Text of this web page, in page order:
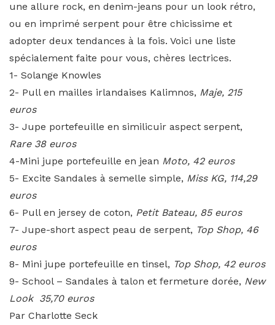
une allure rock, en denim-jeans pour un look rétro,
ou en imprimé serpent pour être chicissime et
adopter deux tendances à la fois. Voici une liste
spécialement faite pour vous, chères lectrices.
1- Solange Knowles
2- Pull en mailles irlandaises Kalimnos, Maje, 215
euros
3- Jupe portefeuille en similicuir aspect serpent,
Rare 38 euros
4-Mini jupe portefeuille en jean Moto, 42 euros
5- Excite Sandales à semelle simple, Miss KG, 114,29
euros
6- Pull en jersey de coton, Petit Bateau, 85 euros
7- Jupe-short aspect peau de serpent, Top Shop, 46
euros
8- Mini jupe portefeuille en tinsel, Top Shop, 42 euros
9- School – Sandales à talon et fermeture dorée, New
Look 35,70 euros
Par Charlotte Seck